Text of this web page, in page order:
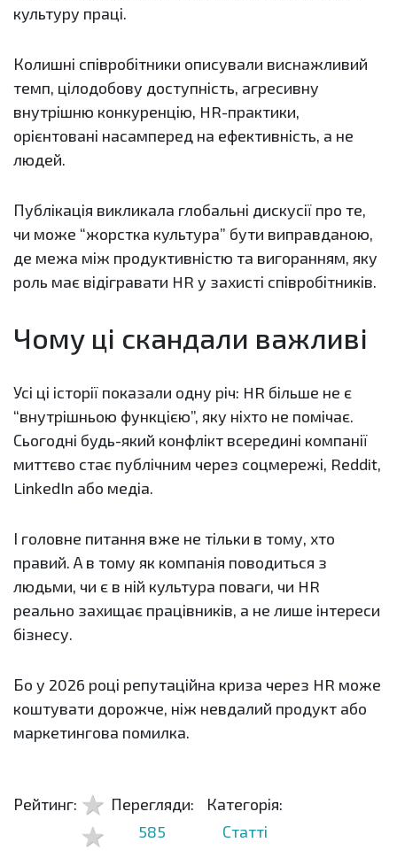
культуру праці.
Колишні співробітники описували виснажливий
темп, цілодобову доступність, агресивну
внутрішню конкуренцію, HR-практики,
орієнтовані насамперед на ефективність, а не
людей.
Публікація викликала глобальні дискусії про те,
чи може “жорстка культура” бути виправданою,
де межа між продуктивністю та вигоранням, яку
роль має відігравати HR у захисті співробітників.
Чому ці скандали важливі
Усі ці історії показали одну річ: HR більше не є
“внутрішньою функцією”, яку ніхто не помічає.
Сьогодні будь-який конфлікт всередині компанії
миттєво стає публічним через соцмережі, Reddit,
LinkedIn або медіа.
І головне питання вже не тільки в тому, хто
правий. А в тому як компанія поводиться з
людьми, чи є в ній культура поваги, чи HR
реально захищає працівників, а не лише інтереси
бізнесу.
Бо у 2026 році репутаційна криза через HR може
коштувати дорожче, ніж невдалий продукт або
маркетингова помилка.
Рейтинг:
Перегляди:
585
Категорія:
Статті